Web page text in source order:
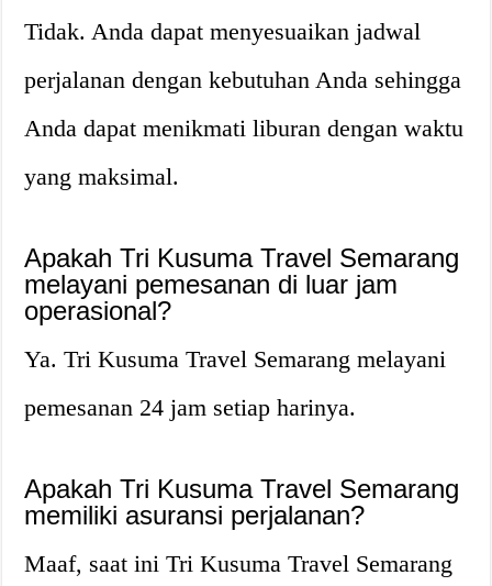
Tidak. Anda dapat menyesuaikan jadwal
perjalanan dengan kebutuhan Anda sehingga
Anda dapat menikmati liburan dengan waktu
yang maksimal.
Apakah Tri Kusuma Travel Semarang
melayani pemesanan di luar jam
operasional?
Ya. Tri Kusuma Travel Semarang melayani
pemesanan 24 jam setiap harinya.
Apakah Tri Kusuma Travel Semarang
memiliki asuransi perjalanan?
Maaf, saat ini Tri Kusuma Travel Semarang